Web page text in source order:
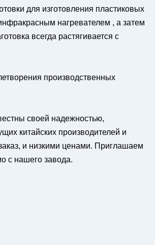
для изготовления пластиковых
нагревателем , а затем
всегда растягивается с
производственных
своей надежностью,
китайских производителей и
и низкими ценами. Приглашаем
с нашего завода.